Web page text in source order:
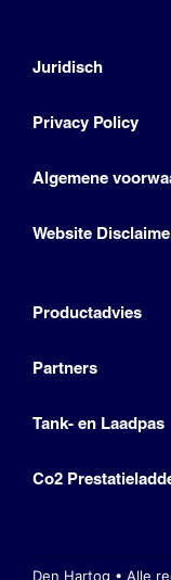
Juridisch
Privacy Policy
Algemene
Website
Productadvies
Partners
Tank- en Laadpas
Co2
Den Hartog • Alle